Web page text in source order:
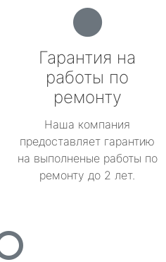
Гарантия на
работы по
ремонту
Наша компания
предоставляет гарантию
на выполненые работы по
ремонту до 2 лет.